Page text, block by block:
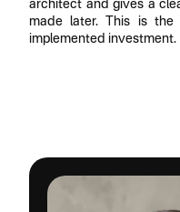
architect and gives a
made later. This is the
implemented investment.